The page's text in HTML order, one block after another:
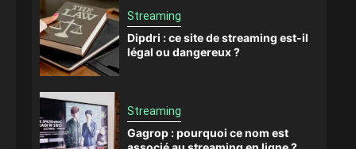
Streaming
Dipdri : ce site de streaming est-il
légal ou dangereux ?
Streaming
Gagrop : pourquoi ce nom est